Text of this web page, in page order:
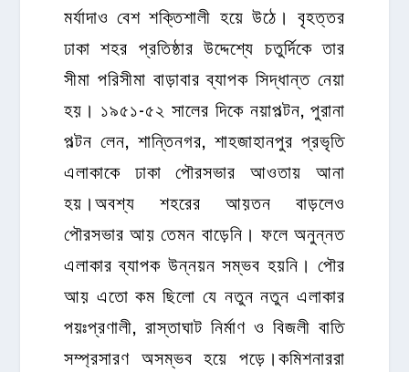
মর্যাদাও বেশ শক্তিশালী হয়ে উঠে। বৃহত্তর
ঢাকা শহর প্রতিষ্ঠার উদ্দেশ্যে চতুর্দিকে তার
সীমা পরিসীমা বাড়াবার ব্যাপক সিদ্ধান্ত নেয়া
হয়। ১৯৫১-৫২ সালের দিকে নয়াপল্টন, পুরানা
পল্টন লেন, শান্তিনগর, শাহজাহানপুর প্রভৃতি
এলাকাকে ঢাকা পৌরসভার আওতায় আনা
হয়।অবশ্য শহরের আয়তন বাড়লেও
পৌরসভার আয় তেমন বাড়েনি। ফলে অনুন্নত
এলাকার ব্যাপক উন্নয়ন সম্ভব হয়নি। পৌর
আয় এতো কম ছিলো যে নতুন নতুন এলাকার
পয়ঃপ্রণালী, রাস্তাঘাট নির্মাণ ও বিজলী বাতি
সম্প্রসারণ অসম্ভব হয়ে পড়ে।কমিশনাররা